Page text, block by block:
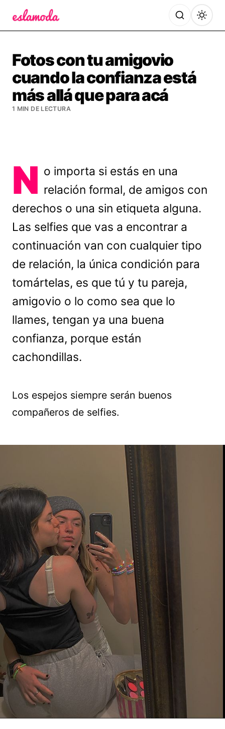
Fotos con tu amigovio
cuando la confianza está
más allá que para acá
1 MIN DE LECTURA
N o importa si estás en una
relación formal, de amigos con
derechos o una sin etiqueta alguna.
Las selfies que vas a encontrar a
continuación van con cualquier tipo
de relación, la única condición para
tomártelas, es que tú y tu pareja,
amigovio o lo como sea que lo
llames, tengan ya una buena
confianza, porque están
cachondillas.
Los espejos siempre serán buenos
compañeros de selfies.